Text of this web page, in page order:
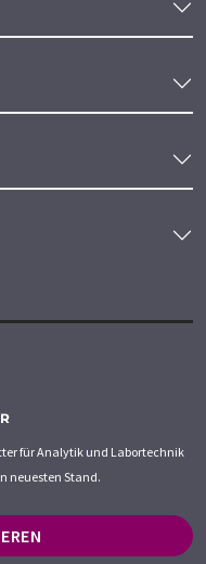
für Analytik und Labortechnik
neuesten Stand.